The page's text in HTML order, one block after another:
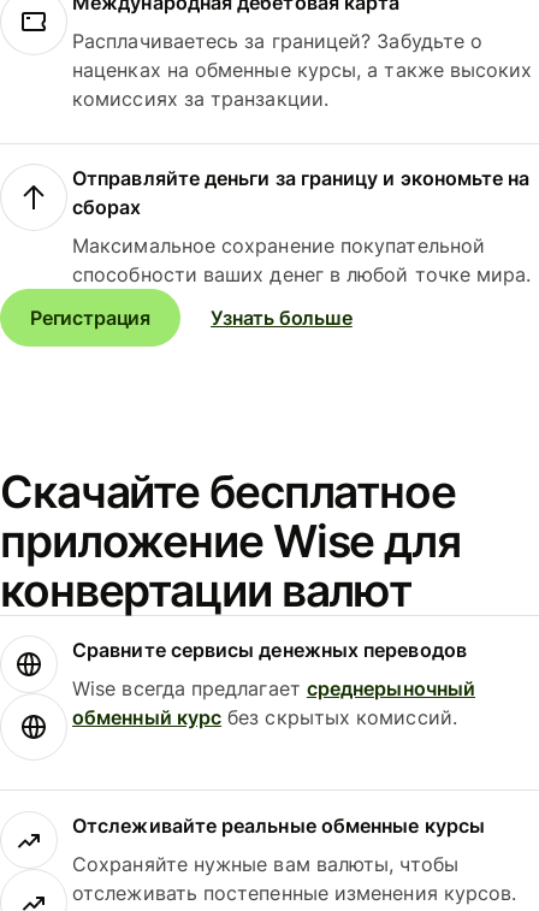
Расплачиваетесь за границей? Забудьте о
наценках на обменные курсы, а также высоких
комиссиях за транзакции.
Отправляйте деньги за границу и экономьте на
сборах
Максимальное сохранение покупательной
способности ваших денег в любой точке мира.
Регистрация
Узнать больше
Скачайте бесплатное
приложение Wise для
конвертации валют
Сравните сервисы денежных переводов
Wise всегда предлагает среднерыночный
обменный курс без скрытых комиссий.
Отслеживайте реальные обменные курсы
Сохраняйте нужные вам валюты, чтобы
отслеживать постепенные изменения курсов.